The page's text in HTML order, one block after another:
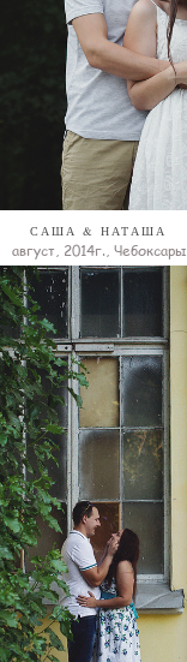
САША & НАТАША
август, 2014г., Чебоксары